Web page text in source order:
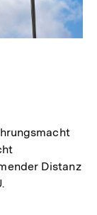
Distanz